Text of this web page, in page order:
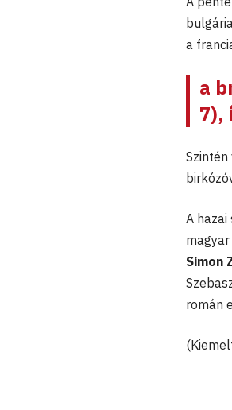
a
a
7),
A hazai
Simon
román